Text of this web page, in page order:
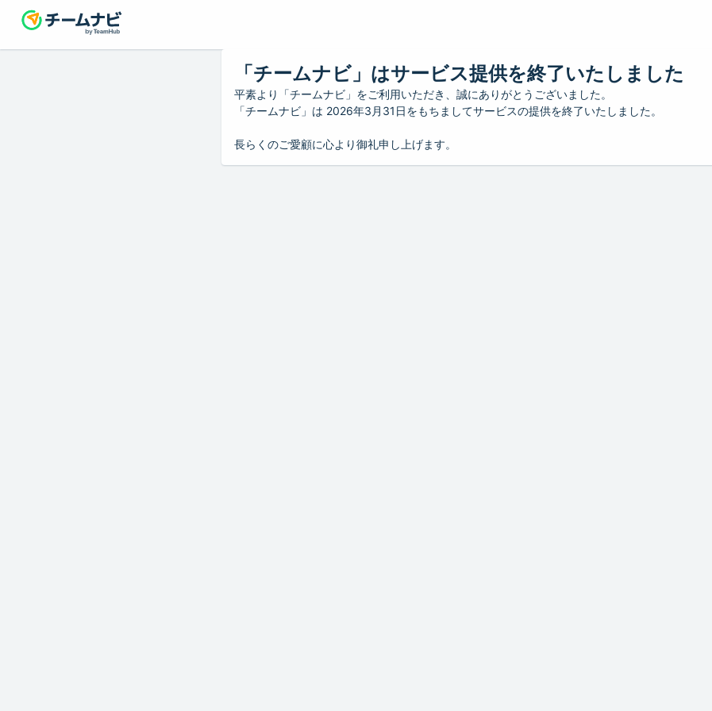
「チームナビ」はサービス提供を終了いたしました
平素より「チームナビ」をご利用いただき、誠にありがとうございました。
「チームナビ」は 2026年3月31日をもちましてサービスの提供を終了いたしました。
長らくのご愛顧に心より御礼申し上げます。